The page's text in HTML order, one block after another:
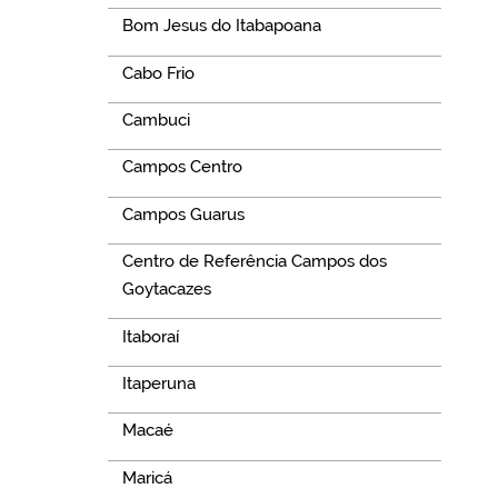
Bom Jesus do Itabapoana
Cabo Frio
Cambuci
Campos Centro
Campos Guarus
Centro de Referência Campos dos
Goytacazes
Itaboraí
Itaperuna
Macaé
Maricá